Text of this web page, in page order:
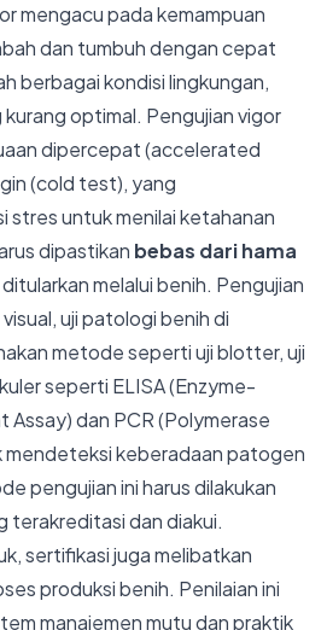
mengacu pada kemampuan
dan tumbuh dengan cepat
berbagai kondisi lingkungan,
optimal. Pengujian vigor
dipercepat (accelerated
(cold test), yang
stres untuk menilai ketahanan
dipastikan bebas dari hama
melalui benih. Pengujian
uji patologi benih di
metode seperti uji blotter, uji
seperti ELISA (Enzyme-
Assay) dan PCR (Polymerase
mendeteksi keberadaan patogen
pengujian ini harus dilakukan
terakreditasi dan diakui.
sertifikasi juga melibatkan
produksi benih. Penilaian ini
manajemen mutu dan praktik